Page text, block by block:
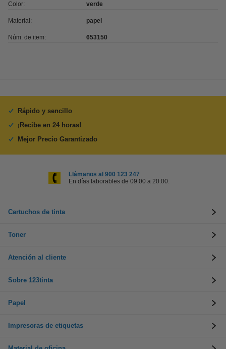
Color: verde
Material: papel
Núm. de item: 653150
Rápido y sencillo
¡Recibe en 24 horas!
Mejor Precio Garantizado
Llámanos al 900 123 247
En días laborables de 09:00 a 20:00.
Cartuchos de tinta
Toner
Atención al cliente
Sobre 123tinta
Papel
Impresoras de etiquetas